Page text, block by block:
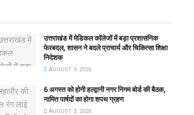
उत्तराखंड में मेडिकल कॉलेजों में बड़ा प्रशासनिक
फेरबदल, शासन ने बदले प्राचार्य और चिकित्सा शिक्षा
निदेशक
AUGUST 3, 2026
6 अगस्त को होगी हल्द्वानी नगर निगम बोर्ड की बैठक,
नामित पार्षदों का होगा शपथ ग्रहण
AUGUST 3, 2026